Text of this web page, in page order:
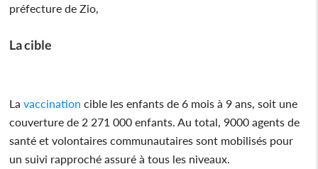
préfecture de Zio,
La cible
La vaccination cible les enfants de 6 mois à 9 ans, soit une
couverture de 2 271 000 enfants. Au total, 9000 agents de
santé et volontaires communautaires sont mobilisés pour
un suivi rapproché assuré à tous les niveaux.